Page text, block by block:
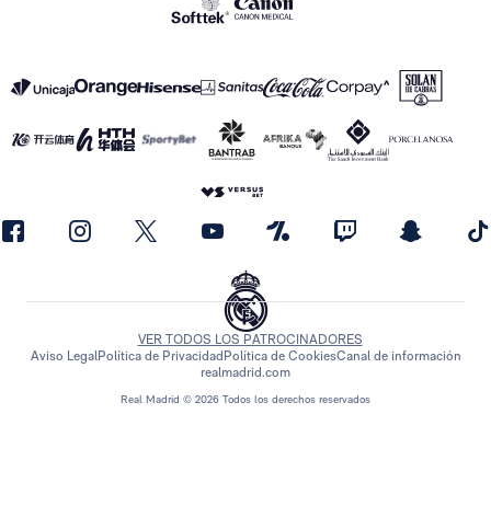
Real Madrid © 2026 Todos los derechos reservados
VER TODOS LOS PATROCINADORES
Aviso LegalPolítica de Privacidad Política de CookiesCanal de información
realmadrid.com